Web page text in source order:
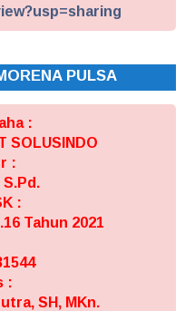
PULSA
:
SOLUSINDO
:
:
Tahun 2021
:
SH, MKn.